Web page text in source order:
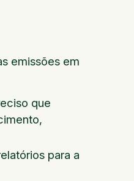
emissões em
que
para a